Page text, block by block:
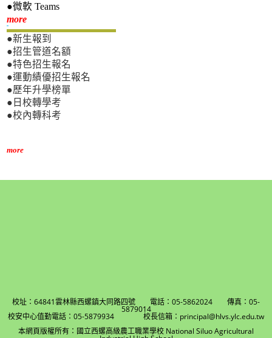
●微軟 Teams
more新生專區
●新生報到
●招生管道名額
●特色招生報名
●運動績優招生報名
●歷年升學榜單
●日校轉學考
●校內轉科考
more
校址：64841雲林縣西螺鎮大同路四號 電話：05-5862024 傳真：05-
5879014
校安中心值勤電話：05-5879934 校長信箱：principal@hlvs.ylc.edu.tw
本網頁版權所有：國立西螺高級農工職業學校 National Siluo Agricultural